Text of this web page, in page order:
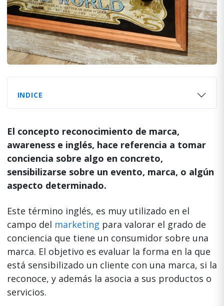
INDICE
El concepto reconocimiento de marca,
awareness e inglés, hace referencia a tomar
conciencia sobre algo en concreto,
sensibilizarse sobre un evento, marca, o algún
aspecto determinado.
Este término inglés, es muy utilizado en el
campo del marketing para valorar el grado de
conciencia que tiene un consumidor sobre una
marca. El objetivo es evaluar la forma en la que
está sensibilizado un cliente con una marca, si la
reconoce, y además la asocia a sus productos o
servicios.